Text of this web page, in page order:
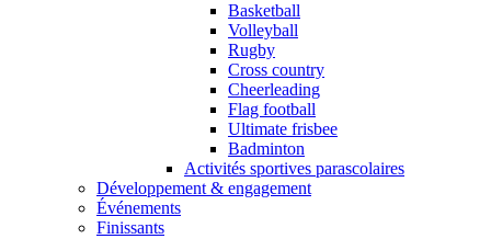
Basketball
Volleyball
Rugby
Cross country
Cheerleading
Flag football
Ultimate frisbee
Badminton
Activités sportives parascolaires
Développement & engagement
Événements
Finissants